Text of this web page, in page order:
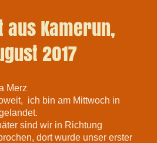
aus Kamerun,
2017
Merz
ich bin am Mittwoch in
sind wir in Richtung
dort wurde unser erster